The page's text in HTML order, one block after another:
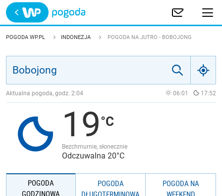
Trwa ładowanie
POLSKA
JAKOŚĆ POWIETRZA
POGODA WP.PL INDONEZJA POGODA NA JUTRO - BOBOJONG
Aktualna pogoda, godz. 2:04 06:01 17:52
19
Bezchmurnie, słonecznie
Odczuwalna 20°C
POGODA
GODZINOWA
POGODA
DŁUGOTERMINOWA
POGODA NA
WEEKEND